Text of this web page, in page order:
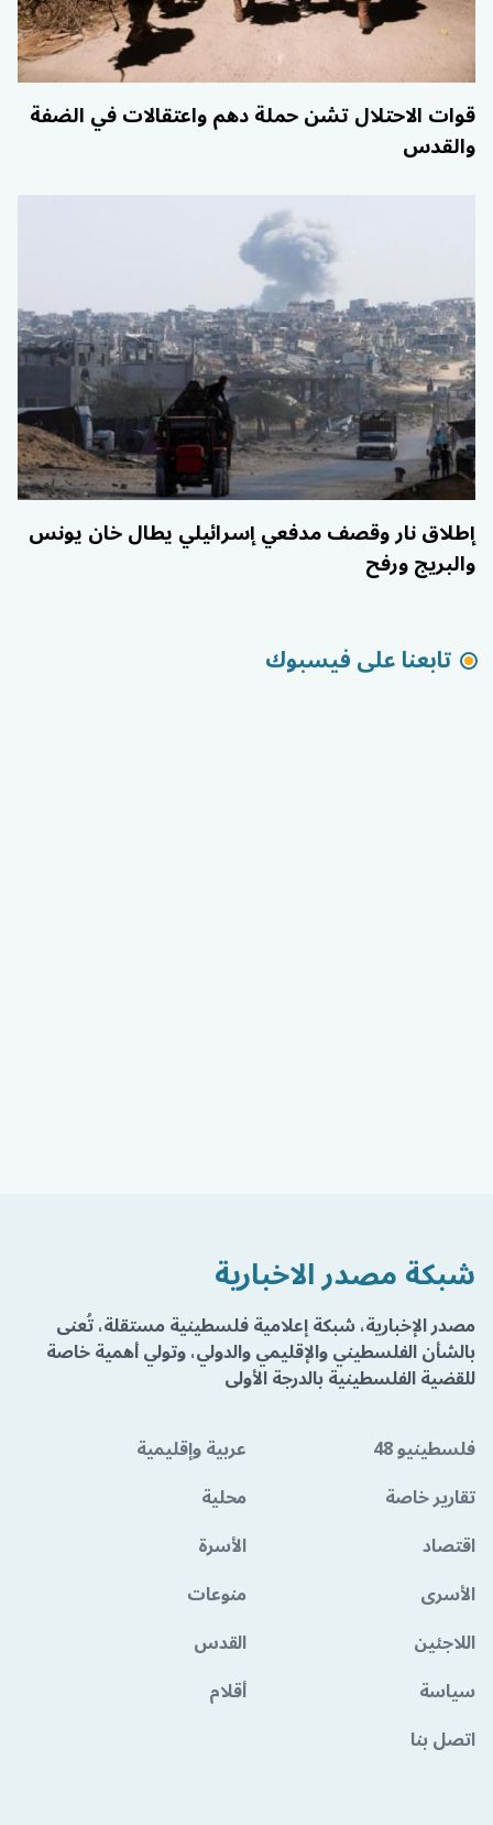
قوات الاحتلال تشن حملة دهم واعتقالات في الضفة
والقدس
إطلاق نار وقصف مدفعي إسرائيلي يطال خان يونس
والبريج ورفح
تابعنا على فيسبوك
شبكة مصدر الاخبارية
مصدر الإخبارية، شبكة إعلامية فلسطينية مستقلة، تُعنى
بالشأن الفلسطيني والإقليمي والدولي، وتولي أهمية خاصة
للقضية الفلسطينية بالدرجة الأولى
فلسطينيو 48
عربية وإقليمية
تقارير خاصة
محلية
اقتصاد
الأسرة
الأسرى
منوعات
اللاجئين
القدس
سياسة
أقلام
اتصل بنا